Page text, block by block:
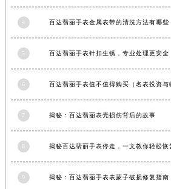
4
5 百达翡丽手表针扣生锈，专业处理更安全
6 百达翡丽手表值不值得购买（名表投资与
7 揭秘：百达翡丽表壳损伤背后的故事
揭秘百达翡丽手表停走，一文教你轻松恢
9